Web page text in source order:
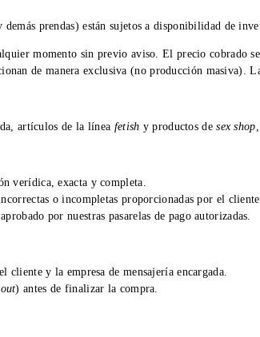
prendas) están sujetos a disponibilidad de
momento sin previo aviso. El precio cobrado
de manera exclusiva (no producción
artículos de la línea fetish y productos desex shop
verídica, exacta y completa.
o incompletas proporcionadas por el
por nuestras pasarelas de pago autorizadas.
cliente y la empresa de mensajería encargada.
) antes de finalizar la compra.